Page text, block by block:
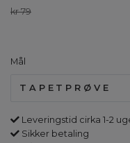
kr 79
Mål
TAPETPRØVE
Leveringstid cirka 1-2
Sikker betaling